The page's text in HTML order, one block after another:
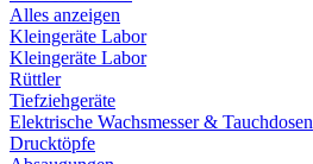
Alles anzeigen
Kleingeräte Labor
Kleingeräte Labor
Rüttler
Tiefziehgeräte
Elektrische Wachsmesser & Tauchdosen
Drucktöpfe